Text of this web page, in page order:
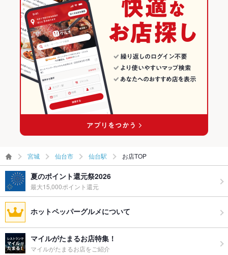
カクテル充実、焼酎充実、日本酒充実、ワイン充実
お子様連れ お子様連れ歓迎 ：お子様連れの方は事前にご連絡ください。
ウェディン
グパーティ
ー二次会
結婚式の二次会、同窓会、歓送迎会、忘年会、新年会など、団
体様でのご利用も大歓迎♪
可
その他、ご要望がございましたらお気軽にご相談くださいませ!!
仙台市 × 和食
仙台市 × 鍋
仙台駅 × 和食
仙台駅 × 鍋
宮城 × 和風
宮城 × 和食
宮城 × 鍋
仙台駅のグルメランキング
仙台駅の居酒屋ランキング
宮城 仙台市 仙台駅 お店TOP
夏のポイント還元祭2026
最大15,000ポイント還元
ホットペッパーグルメについて
マイルがたまるお店特集！
マイルがたまるお店をご紹介